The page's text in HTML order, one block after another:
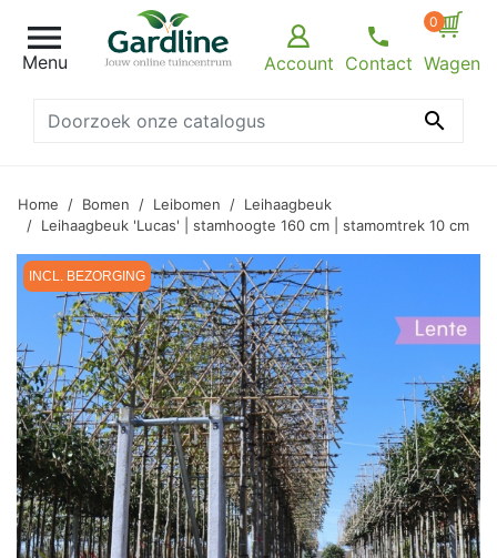

Menu Account Contact
0
Wagen

Home Bomen Leibomen
Leihaagbeuk
Leihaagbeuk 'Lucas' | stamhoogte 160 cm | stamomtrek 10 cm
INCL. BEZORGING